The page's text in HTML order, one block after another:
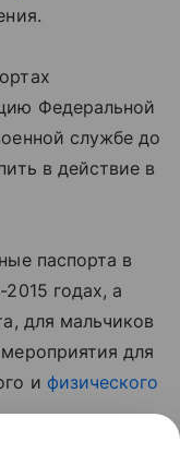
Федеральной
службе до
в действие в
паспорта в
годах, а
для мальчиков
для
и физического